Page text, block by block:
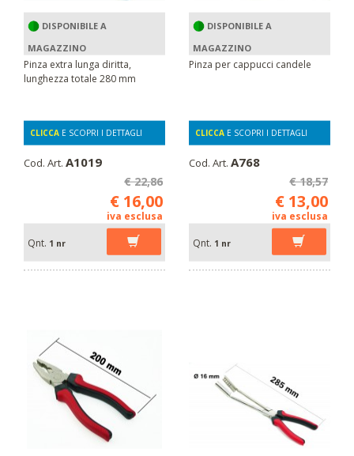
DISPONIBILE A
MAGAZZINO
Pinza extra lunga diritta,
lunghezza totale 280 mm
CLICCA E SCOPRI I DETTAGLI
Cod. Art. A1019
€ 22,86
€ 16,00
iva esclusa
Qnt. 1 nr
DISPONIBILE A
MAGAZZINO
Pinza per cappucci candele
CLICCA E SCOPRI I DETTAGLI
Cod. Art. A768
€ 18,57
€ 13,00
iva esclusa
Qnt. 1 nr